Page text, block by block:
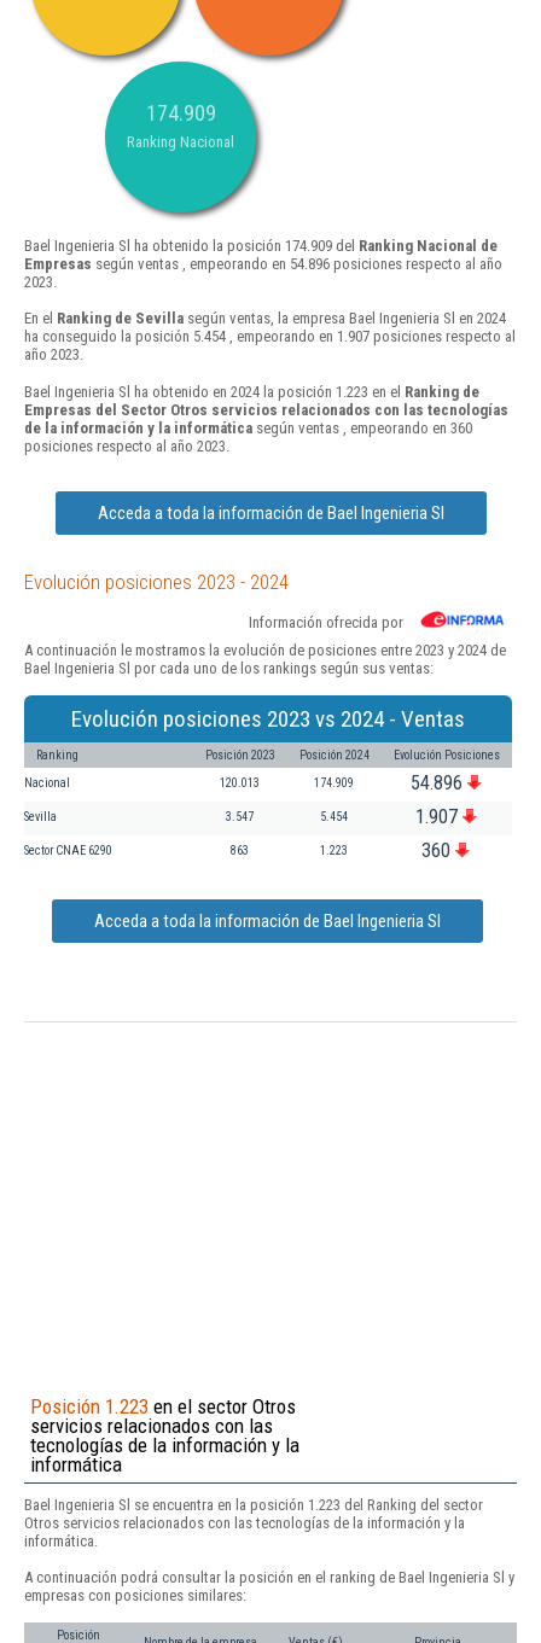
174.909
Ranking Nacional
Bael Ingenieria Sl ha obtenido la posición 174.909 del Ranking Nacional de
Empresas según ventas , empeorando en 54.896 posiciones respecto al año
2023.
En el Ranking de Sevilla según ventas, la empresa Bael Ingenieria Sl en 2024
ha conseguido la posición 5.454 , empeorando en 1.907 posiciones respecto al
año 2023.
Bael Ingenieria Sl ha obtenido en 2024 la posición 1.223 en el Ranking de
Empresas del Sector Otros servicios relacionados con las tecnologías
de la información y la informática según ventas , empeorando en 360
posiciones respecto al año 2023.
Acceda a toda la información de Bael Ingenieria Sl
Evolución posiciones 2023 - 2024
Información ofrecida por
A continuación le mostramos la evolución de posiciones entre 2023 y 2024 de
Bael Ingenieria Sl por cada uno de los rankings según sus ventas:
Evolución posiciones 2023 vs 2024 - Ventas
Ranking Posición 2023 Posición 2024 Evolución Posiciones
Nacional 120.013 174.909 54.896
Sevilla 3.547 5.454 1.907
Sector CNAE 6290 863 1.223 360
Acceda a toda la información de Bael Ingenieria Sl
Posición 1.223 en el sector Otros
servicios relacionados con las
tecnologías de la información y la
informática
Bael Ingenieria Sl se encuentra en la posición 1.223 del Ranking del sector
Otros servicios relacionados con las tecnologías de la información y la
informática.
A continuación podrá consultar la posición en el ranking de Bael Ingenieria Sl y
empresas con posiciones similares:
Posición